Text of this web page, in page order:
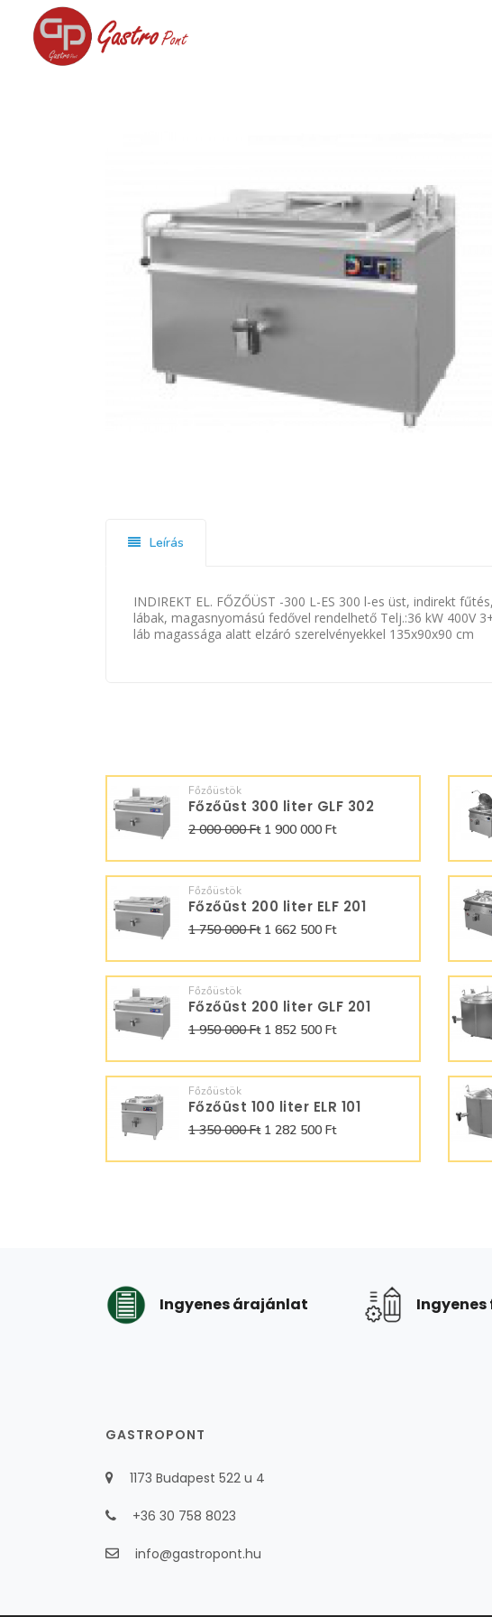
Leírás
INDIREKT EL. FŐZŐÜST -300 L-ES 300 l-es üst, indirekt
lábak, magasnyomású fedővel rendelhető Telj.:36 kW 400V
láb magassága alatt elzáró szerelvényekkel 135x90x90 cm
Főzőüstök
Főzőüst 300 liter GLF 302
2 000 000 Ft1 900 000 Ft
Főzőüstök
Főzőüst 200 liter ELF 201
1 750 000 Ft1 662 500 Ft
Főzőüstök
Főzőüst 200 liter GLF 201
1 950 000 Ft1 852 500 Ft
Főzőüstök
Főzőüst 100 liter ELR 101
1 350 000 Ft1 282 500 Ft
Ingyenes árajánlat Ingyenes
GASTROPONT
1173 Budapest 522 u 4
+36 30 758 8023
info@gastropont.hu